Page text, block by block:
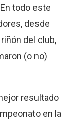
todo este
desde
del club,
(o no)
resultado
en la